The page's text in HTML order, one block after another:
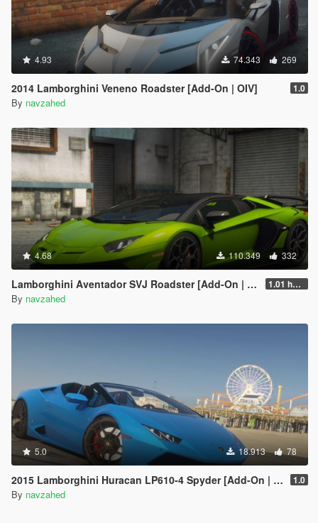
4.93 74.343 269
2014 Lamborghini Veneno Roadster [Add-On | OIV] 1.0
By navzahed
4.68 110.349 332
Lamborghini Aventador SVJ Roadster [Add-On | Extras | Template] 1.01 hotfix
By navzahed
5.0 18.913 78
2015 Lamborghini Huracan LP610-4 Spyder [Add-On | Wheels] 1.0
By navzahed